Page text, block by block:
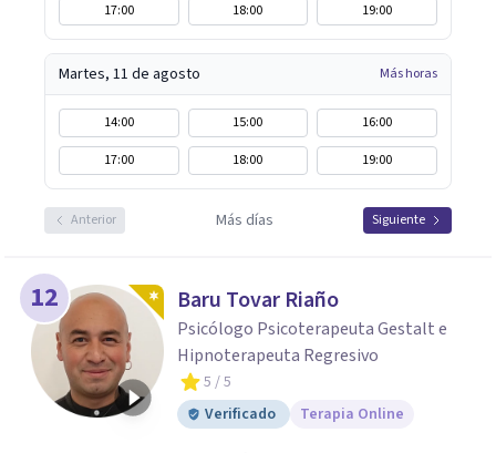
17:00
18:00 19:00
Martes, 11 de agosto Más horas
14:00 15:00
16:00
17:00
18:00 19:00
Anterior Más días Siguiente
12 Baru Tovar Riaño
Psicólogo Psicoterapeuta Gestalt e
Hipnoterapeuta Regresivo
5 / 5
Verificado
Terapia Online